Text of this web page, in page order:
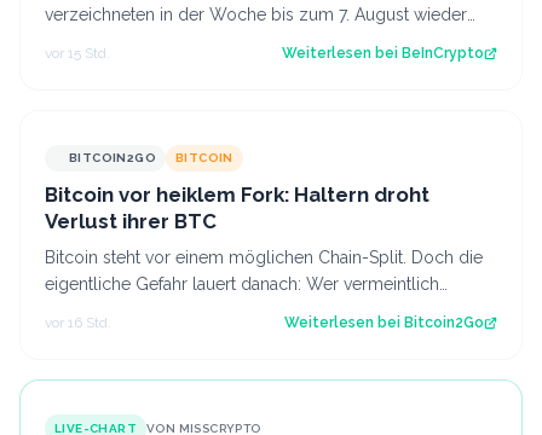
verzeichneten in der Woche bis zum 7. August wieder
vor 15 Std. Weiterlesen bei BeInCrypto
BITCOIN2GO BITCOIN
Bitcoin vor heiklem Fork: Haltern droht
Verlust ihrer BTC
Bitcoin steht vor einem möglichen Chain-Split. Doch die
eigentliche Gefahr lauert danach: Wer vermeintlich
kostenlose Fork-Coins verkauft, k…
vor 16 Std. Weiterlesen bei Bitcoin2Go
LIVE-CHART VON MISSCRYPTO